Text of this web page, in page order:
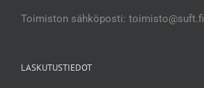
Toimiston sähköposti: toimisto@suft.fi
LASKUTUSTIEDOT